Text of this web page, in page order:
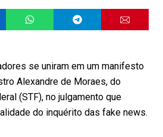
se uniram em um manifesto
Alexandre de Moraes, do
(STF), no julgamento que
do inquérito das fake news.